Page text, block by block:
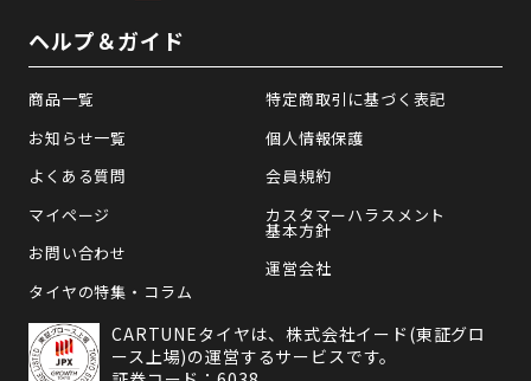
ヘルプ＆ガイド
商品一覧
お知らせ一覧
よくある質問
マイページ
お問い合わせ
タイヤの特集・コラム
特定商取引に基づく表記
個人情報保護
会員規約
カスタマーハラスメント
基本方針
運営会社
CARTUNEタイヤは、株式会社イード(東証グロ
ース上場)の運営するサービスです。